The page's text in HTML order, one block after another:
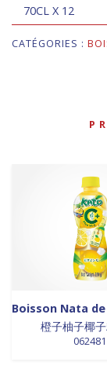
70CL X 12
CATÉGORIES :
Boisson Nata
橙子柚子椰
062481